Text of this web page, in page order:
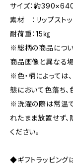
サイズ：約
素材 ：リップスト
耐荷重：15㎏
※総柄の商品につい
商品画像と異なる
※色・柄によっては
態において色落ち、
※洗濯の際は常温で
れたまま放置せず、
ください。
◆ギフトラッピング